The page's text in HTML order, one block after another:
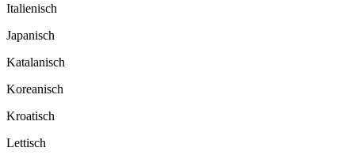
Italienisch
Japanisch
Katalanisch
Koreanisch
Kroatisch
Lettisch